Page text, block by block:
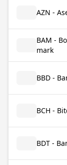
AZN -
BAM -
mark
BBD -
BCH -
BDT -